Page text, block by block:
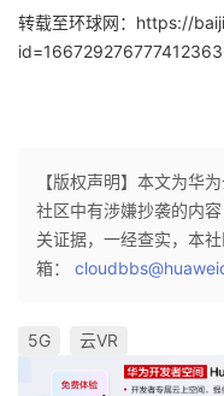
转载至环球网：https://
【版权声明】本文为华
社区中有涉嫌抄袭的内
关证据，一经查实，本
箱：
5G 云VR